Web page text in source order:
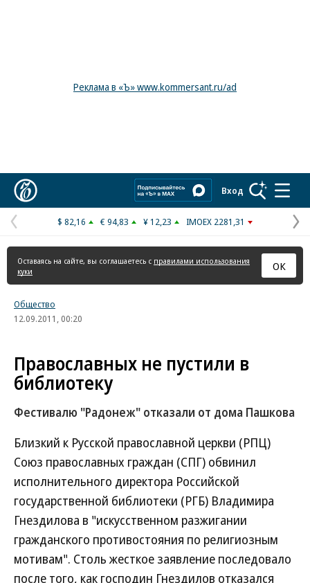
Реклама в «Ъ» www.kommersant.ru/ad
Вход
Предыдущая
страница
$ 82,16 € 94,83 ¥ 12,23 IMOEX 2281,31
Оставаясь на сайте, вы соглашаетесь с правилами использования
куки
ОК
Общество
12.09.2011, 00:20
Православных не пустили в
библиотеку
Фестивалю "Радонеж" отказали от дома Пашкова
Близкий к Русской православной церкви (РПЦ)
Союз православных граждан (СПГ) обвинил
исполнительного директора Российской
государственной библиотеки (РГБ) Владимира
Гнездилова в "искусственном разжигании
гражданского противостояния по религиозным
мотивам". Столь жесткое заявление последовало
после того, как господин Гнездилов отказался